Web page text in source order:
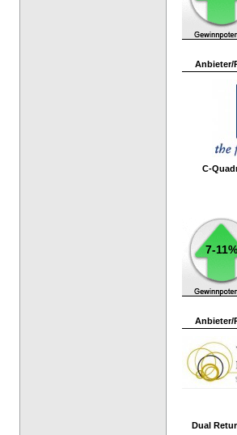
Anbieter/
C-
7-11%
Anbieter/
Dual